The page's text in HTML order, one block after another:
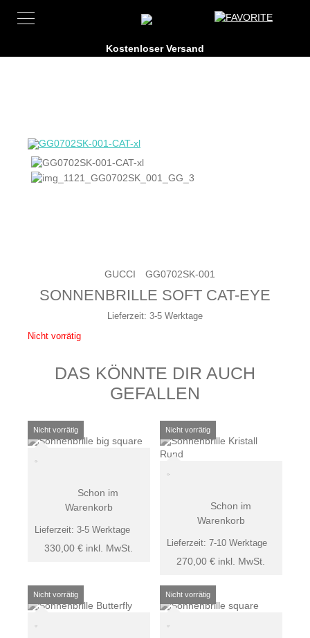
GG0702SK-001
GUCCI
SONNENBRILLE SOFT CAT-EYE
Lieferzeit: 3-5 Werktage
Nicht vorrätig
DAS KÖNNTE DIR AUCH
GEFALLEN
330,00 € inkl. MwSt.
Lieferzeit: 3-5 Werktage
Schon im
Warenkorb
270,00€ inkl. MwSt.
Lieferzeit: 7-10 Werktage
Schon im
Warenkorb